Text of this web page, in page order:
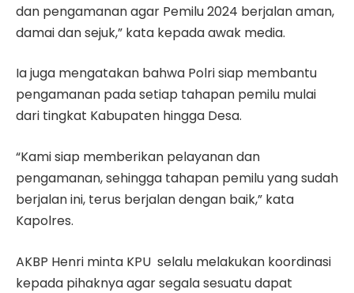
dan pengamanan agar Pemilu 2024 berjalan aman,
damai dan sejuk,” kata kepada awak media.
Ia juga mengatakan bahwa Polri siap membantu
pengamanan pada setiap tahapan pemilu mulai
dari tingkat Kabupaten hingga Desa.
“Kami siap memberikan pelayanan dan
pengamanan, sehingga tahapan pemilu yang sudah
berjalan ini, terus berjalan dengan baik,” kata
Kapolres.
AKBP Henri minta KPU selalu melakukan koordinasi
kepada pihaknya agar segala sesuatu dapat